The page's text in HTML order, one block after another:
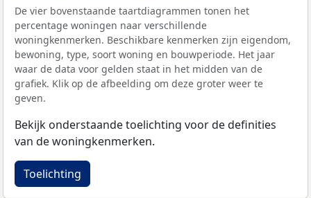
De vier bovenstaande taartdiagrammen tonen het
percentage woningen naar verschillende
woningkenmerken. Beschikbare kenmerken zijn eigendom,
bewoning, type, soort woning en bouwperiode. Het jaar
waar de data voor gelden staat in het midden van de
grafiek. Klik op de afbeelding om deze groter weer te
geven.
Bekijk onderstaande toelichting voor de definities
van de woningkenmerken.
Toelichting